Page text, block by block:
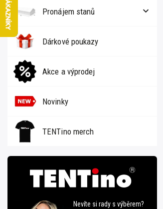
Pronájem stanů
Dárkové poukazy
Akce a výprodej
Novinky
TENTino merch
Nevíte si rady s výběrem?